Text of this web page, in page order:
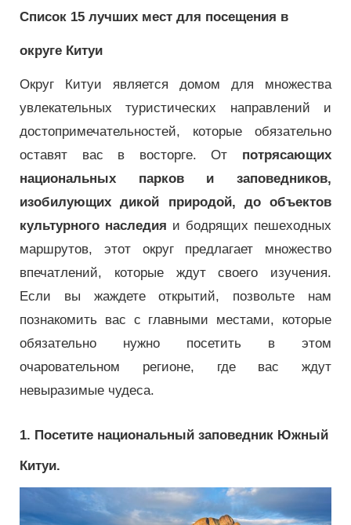
Список 15 лучших мест для посещения в
округе Китуи
Округ Китуи является домом для множества
увлекательных туристических направлений и
достопримечательностей, которые обязательно
оставят вас в восторге.От потрясающих
национальных парков и заповедников,
изобилующих дикой природой, до объектов
культурного наследия и бодрящих пешеходных
маршрутов, этот округ предлагает множество
впечатлений, которые ждут своего изучения.
Если вы жаждете открытий, позвольте нам
познакомить вас с главными местами, которые
обязательно нужно посетить в этом
очаровательном регионе, где вас ждут
невыразимые чудеса.
1. Посетите национальный заповедник Южный
Китуи.